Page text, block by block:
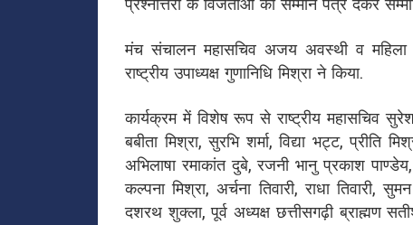
प्रश्नोत्तरी के विजेताओं को सम्मान पत्र देकर
मंच संचालन महासचिव अजय अवस्थी व महिला
राष्ट्रीय उपाध्यक्ष गुणानिधि मिश्रा ने किया.
कार्यक्रम में विशेष रूप से राष्ट्रीय महासचिव
बबीता मिश्रा, सुरभि शर्मा, विद्या भट्ट, प्रीति
अभिलाषा रमाकांत दुबे, रजनी भानु प्रकाश
कल्पना मिश्रा, अर्चना तिवारी, राधा तिवारी,
दशरथ शुक्ला, पूर्व अध्यक्ष छत्तीसगढ़ी ब्राह्मण